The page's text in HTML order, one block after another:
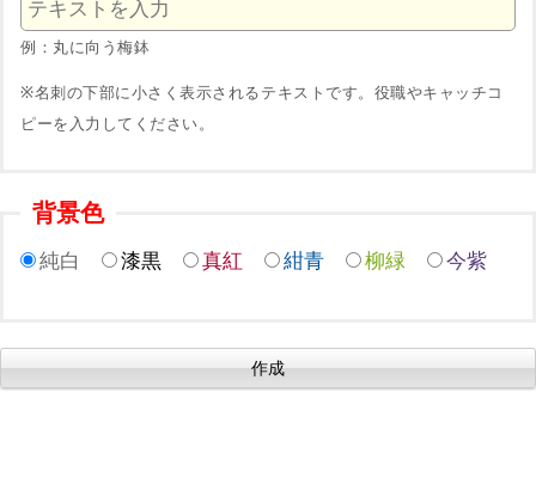
例：丸に向う梅鉢
※名刺の下部に小さく表示されるテキストです。役職やキャッチコ
ピーを入力してください。
背景色
純白 漆黒 真紅 紺青 柳緑 今紫